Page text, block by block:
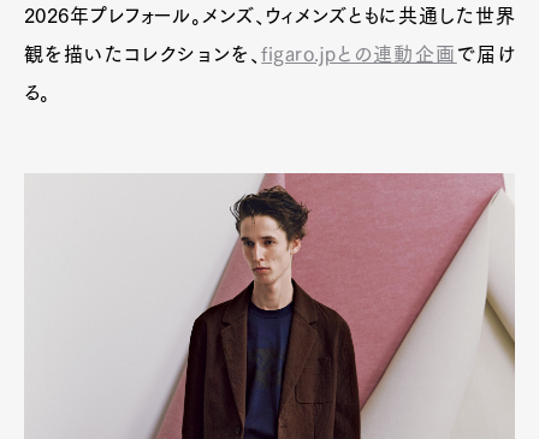
WatchFashion
Cars
Product Culture Lifestyle
2026年プレフォール。メンズ、ウィメンズともに共通した世界
観を描いたコレクションを、figaro.jpとの連動企画 で届け
る。